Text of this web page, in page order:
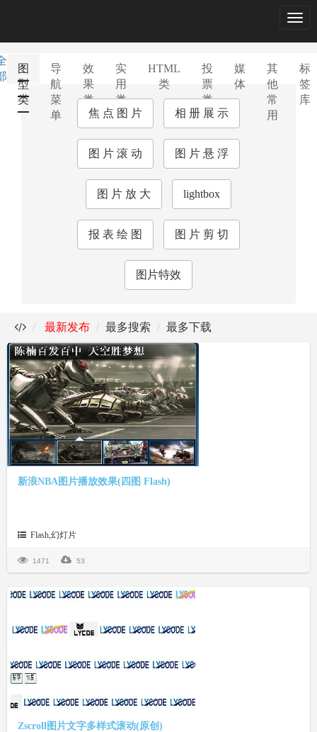
图
型
类
导
航
菜
单
效
果
类
实
用
类
HTML
类
投
票
类
媒
体
其
他
常
用
标
签
库
焦 点 图 片
相 册 展 示
图 片 滚 动 图 片 悬 浮
图 片 放 大 lightbox
报 表 绘 图 图 片 剪 切
图片特效
最新发布 最多搜索 最多下载
新浪NBA图片播放效果(四图 Flash)
Flash,幻灯片
1471 53
Zscroll图片文字多样式滚动(原创)